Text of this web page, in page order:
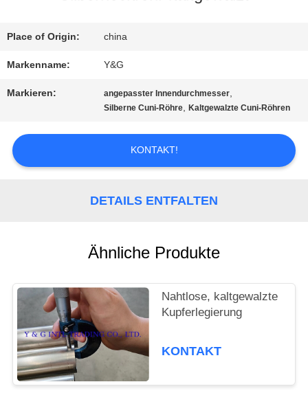
QUALITÄTSKONTROLLE
MIT
UNS
FÄLLE
Place of Origin: china
Markenname: Y&G
Markieren: angepasster Innendurchmesser,
Silberne Cuni-Röhre,Kaltgewalzte Cuni-Röhren
KONTAKT!
DETAILS ENTFALTEN
Ähnliche Produkte
Nahtlose, kaltgewalzte
Kupferlegierung
KONTAKT